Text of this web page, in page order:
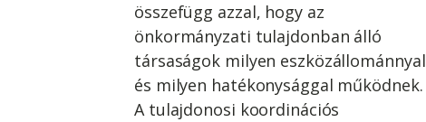
összefügg azzal, hogy az
önkormányzati tulajdonban álló
társaságok milyen eszközállománnyal
és milyen hatékonysággal működnek.
A tulajdonosi koordinációs